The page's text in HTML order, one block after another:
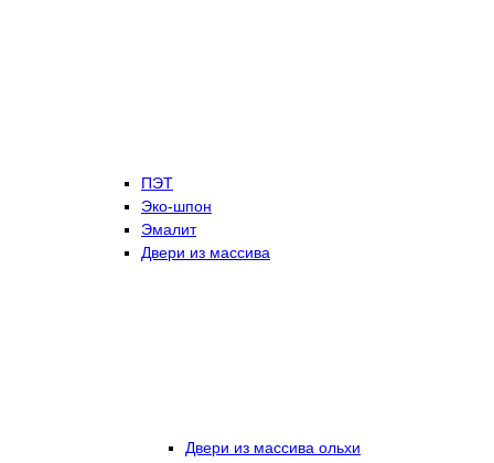
ПЭТ
Эко-шпон
Эмалит
Двери из массива
Двери из массива ольхи